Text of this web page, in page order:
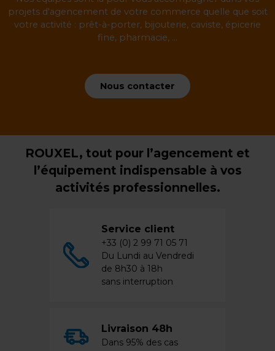
projets d'agencement de votre commerce quelle que soit
votre activité : prêt-à-porter, bijouterie, caviste, épicerie
fine, pharmacie, ...
Nous contacter
ROUXEL, tout pour l’agencement et
l’équipement indispensable à vos
activités professionnelles.
Service client
+33 (0) 2 99 71 05 71
Du Lundi au Vendredi
de 8h30 à 18h
sans interruption
Livraison 48h
Dans 95% des cas